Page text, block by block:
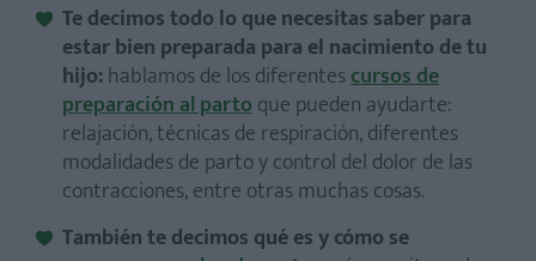
Te decimos todo lo que necesitas saber para
estar bien preparada para el nacimiento de tu
hijo:hablamos de los diferentescursos de
preparación al partoque pueden ayudarte:
relajación, técnicas de respiración, diferentes
modalidades de parto y control del dolor de las
contracciones, entre otras muchas cosas.
También te decimos qué es y cómo se